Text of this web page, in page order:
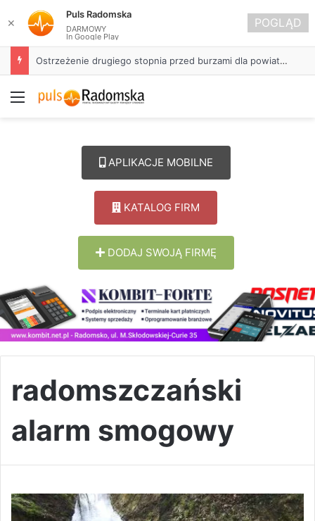
Około 90 tys. zł na szkolenia pracowników. PUP w Radomsku ogłasza nabór wniosków
Menu
APLIKACJE MOBILNE
KATALOG FIRM
DODAJ SWOJĄ FIRMĘ
radomszczański
alarm smogowy
✕
Puls Radomska
DARMOWY
In Google Play
POGLĄD